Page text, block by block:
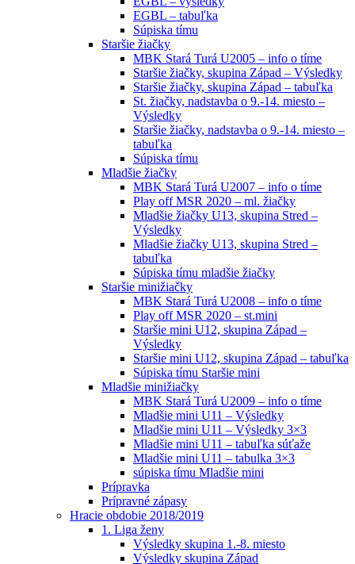
EGBL – tabuľka
Súpiska tímu
Staršie žiačky
MBK Stará Turá U2005 – info o tíme
Staršie žiačky, skupina Západ – Výsledky
Staršie žiačky, skupina Západ – tabuľka
St. žiačky, nadstavba o 9.-14. miesto –
Výsledky
Staršie žiačky, nadstavba o 9.-14. miesto –
tabuľka
Súpiska tímu
Mladšie žiačky
MBK Stará Turá U2007 – info o tíme
Play off MSR 2020 – ml. žiačky
Mladšie žiačky U13, skupina Stred –
Výsledky
Mladšie žiačky U13, skupina Stred –
tabuľka
Súpiska tímu mladšie žiačky
Staršie minižiačky
MBK Stará Turá U2008 – info o tíme
Play off MSR 2020 – st.mini
Staršie mini U12, skupina Západ –
Výsledky
Staršie mini U12, skupina Západ – tabuľka
Súpiska tímu Staršie mini
Mladšie minižiačky
MBK Stará Turá U2009 – info o tíme
Mladšie mini U11 – Výsledky
Mladšie mini U11 – Výsledky 3×3
Mladšie mini U11 – tabuľka súťaže
Mladšie mini U11 – tabulka 3×3
súpiska tímu Mladšie mini
Prípravka
Prípravné zápasy
Hracie obdobie 2018/2019
1. Liga ženy
Výsledky skupina 1.-8. miesto
Výsledky skupina Západ